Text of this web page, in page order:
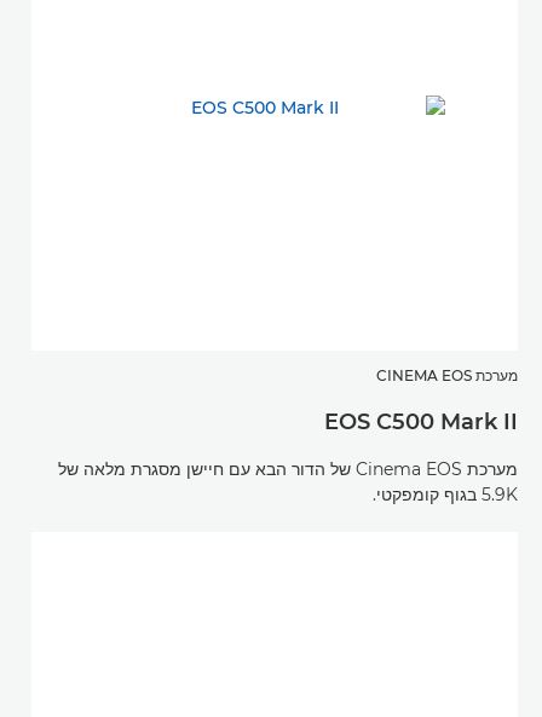
מערכת CINEMA EOS
EOS C500 Mark II
מערכת Cinema EOS של הדור הבא עם חיישן מסגרת מלאה של
5.9K בגוף קומפקטי.